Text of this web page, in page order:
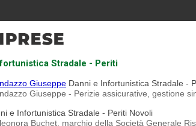
Stradale - Periti
Giuseppe Danni e Infortunistica Stradale -
Giuseppe - Perizie assicurative, gestione
e Infortunistica Stradale - Periti Novoli
Buchet, marchio della Società Generale